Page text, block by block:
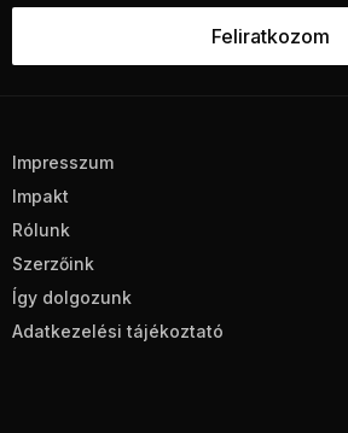
Impresszum
Impakt
Rólunk
Szerzőink
Így dolgozunk
Adatkezelési tájékoztató